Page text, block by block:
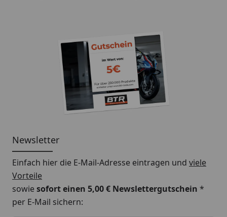
Newsletter
Einfach hier die E-Mail-Adresse eintragen und viele
Vorteile
sowiesofort einen 5,00 € Newslettergutschein *
per E-Mail sichern: